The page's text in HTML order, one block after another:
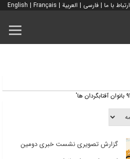
ارتباط با ما | فارسی | العربية |
English | Français
گزارش تصویری نشست خبری دومین